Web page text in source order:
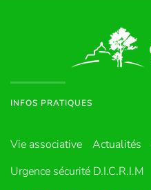
INFOS PRATIQUES
Vie associative Actualités
Urgence sécurité D.I.C.R.I.M